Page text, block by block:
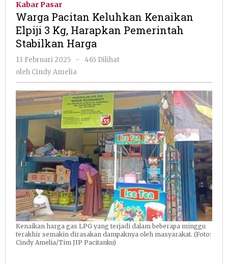
Elpiji
3
Pemerintah
Harga
Kabar Pasar
Warga Pacitan Keluhkan Kenaikan
Elpiji 3 Kg, Harapkan Pemerintah
Stabilkan Harga
13 Februari 2025
oleh
Cindy
-
465 Dilihat
oleh Cindy Amelia
Kenaikan harga gas LPG yang terjadi dalam beberapa minggu
terakhir semakin dirasakan dampaknya oleh masyarakat. (Foto:
Cindy Amelia/Tim JIP Pacitanku)